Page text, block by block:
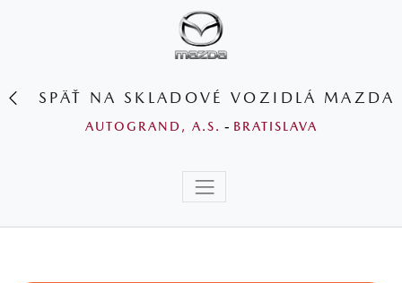
SPÄŤ NA SKLADOVÉ VOZIDLÁ MAZDA
AUTOGRAND, A.S. - BRATISLAVA